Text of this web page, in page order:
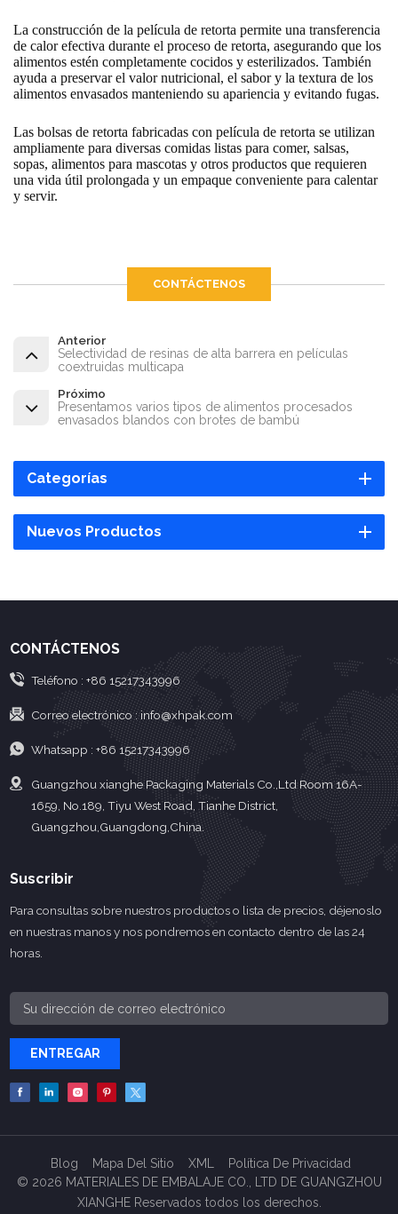
La construcción de la película de retorta permite una transferencia
de calor efectiva durante el proceso de retorta, asegurando que los
alimentos estén completamente cocidos y esterilizados. También
ayuda a preservar el valor nutricional, el sabor y la textura de los
alimentos envasados manteniendo su apariencia y evitando fugas.
Las bolsas de retorta fabricadas con película de retorta se utilizan
ampliamente para diversas comidas listas para comer, salsas,
sopas, alimentos para mascotas y otros productos que requieren
una vida útil prolongada y un empaque conveniente para calentar
y servir.
CONTÁCTENOS
Anterior
Selectividad de resinas de alta barrera en películas
coextruidas multicapa
Próximo
Presentamos varios tipos de alimentos procesados
envasados blandos con brotes de bambú
Categorías
Nuevos Productos
CONTÁCTENOS
Teléfono : +86 15217343996
Correo electrónico :info@xhpak.com
Whatsapp : +86 15217343996
Guangzhou xianghe Packaging Materials Co.,Ltd Room 16A-
1659, No.189, Tiyu West Road, Tianhe District,
Guangzhou,Guangdong,China.
Suscribir
Para consultas sobre nuestros productos o lista de precios, déjenoslo
en nuestras manos y nos pondremos en contacto dentro de las 24
horas.
ENTREGAR
Blog Mapa Del Sitio XML
Política De Privacidad
© 2026 MATERIALES DE EMBALAJE CO., LTD DE GUANGZHOU
XIANGHE Reservados todos los derechos.